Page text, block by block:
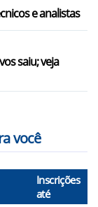
e analistas
saiu; veja
você
Inscrições
até